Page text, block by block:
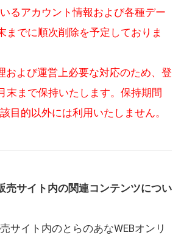
るアカウント情報および各種デー
までに順次削除を予定しておりま
および運営上必要な対応のため、登
末まで保持いたします。保持期間
目的以外には利用いたしません。
売サイト内の関連コンテンツについ
サイト内のとらのあなWEBオンリ